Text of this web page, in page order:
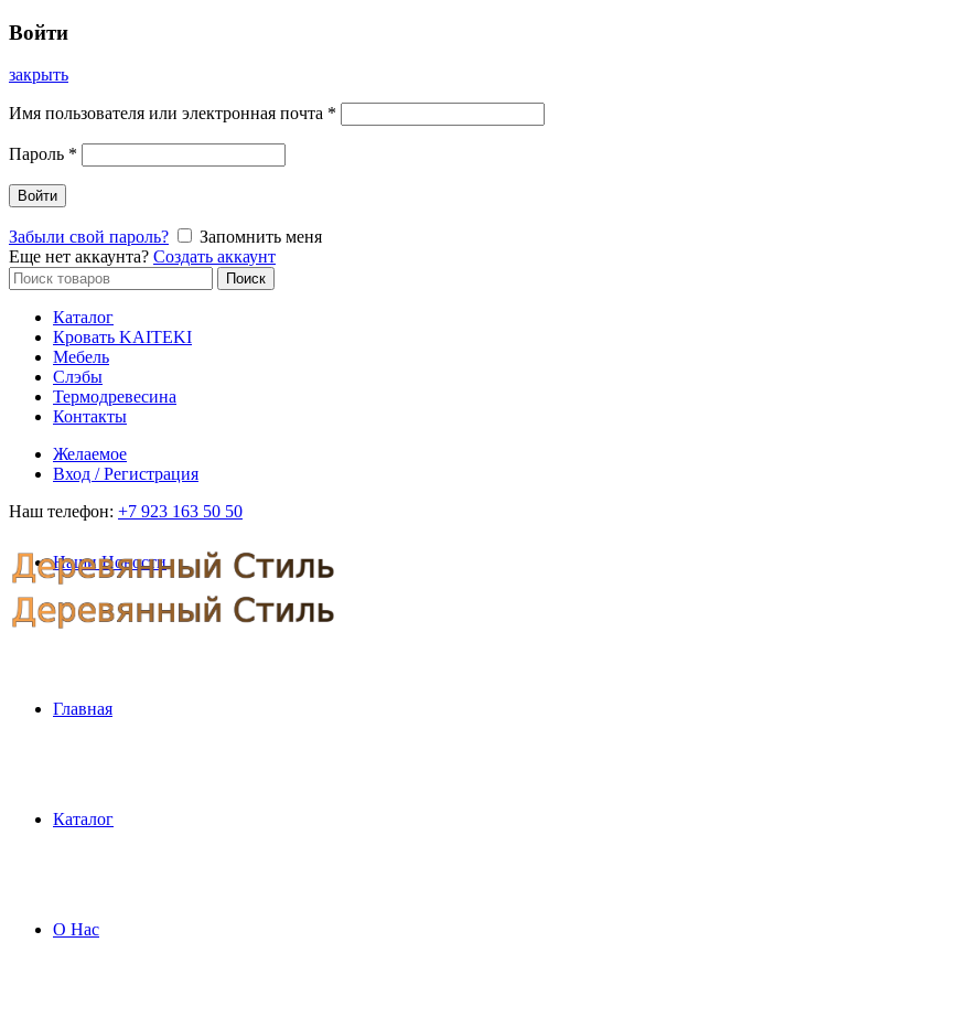
Войти
закрыть
Имя пользователя или электронная почта *
Пароль *
Войти
Забыли свой пароль?
Запомнить меня
Еще нет аккаунта? Создать аккаунт
Искать:
Поиск
Каталог
Кровать KAITEKI
Мебель
Слэбы
Термодревесина
Контакты
Желаемое
Вход / Регистрация
Наш телефон: +7 923 163 50 50
Наши Новости
Главная
Каталог
О Нас